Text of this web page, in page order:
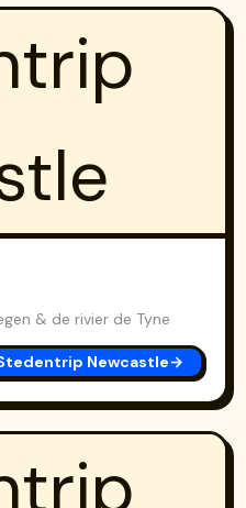
& de rivier de Tyne
Newcastle→